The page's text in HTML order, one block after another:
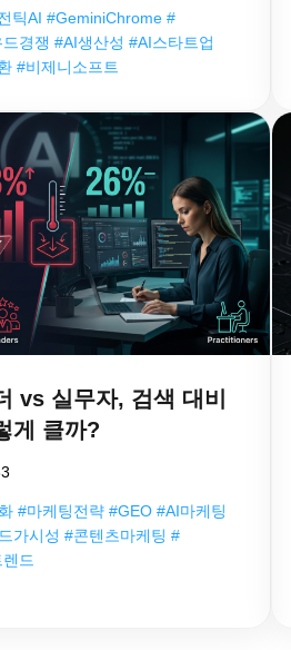
틱AI #GeminiChrome #
경쟁 #AI생산성 #AI스타트업
#비제니소프트
vs 실무자, 검색 대비
게 클까?
#마케팅전략 #GEO #AI마케팅
가시성 #콘텐츠마케팅 #
드